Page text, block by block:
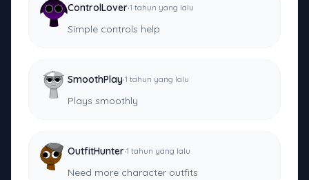
ControlLover·1 tahun yang lalu
Simple controls help
SmoothPlay·1 tahun yang lalu
Plays smoothly
OutfitHunter·1 tahun yang lalu
Need more character outfits